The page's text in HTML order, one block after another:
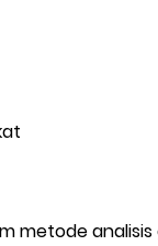
metode